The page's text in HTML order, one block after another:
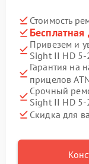
Стоимость
Бесплатная
Привезем и
Sight II HD 5-
Гарантия на
прицелов
Срочный
Sight II HD 5-
Скидка для